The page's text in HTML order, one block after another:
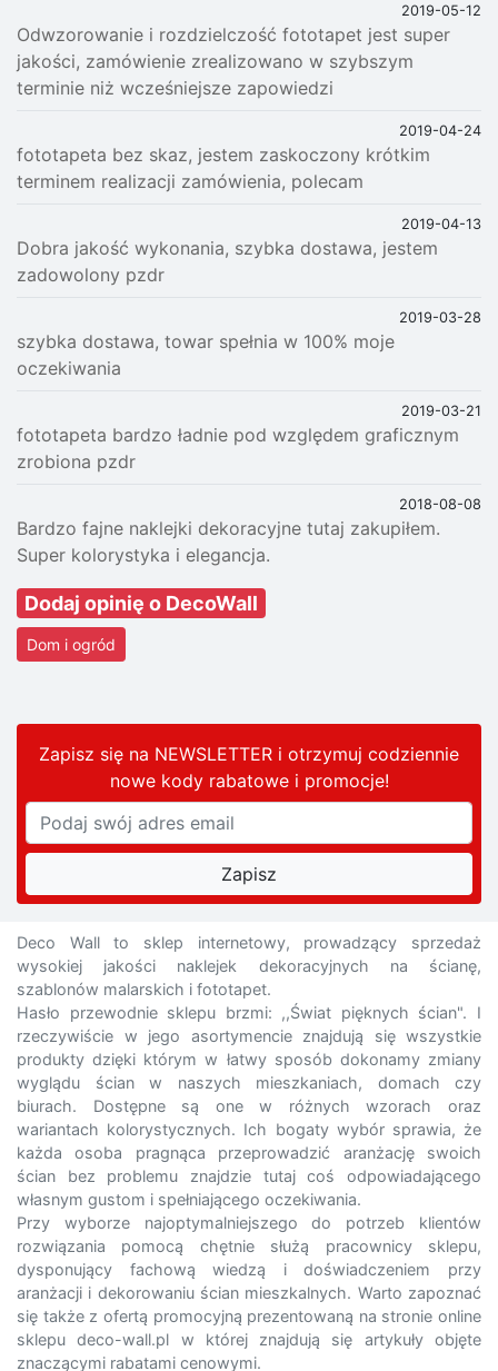
2019-05-12
Odwzorowanie i rozdzielczość fototapet jest super
jakości, zamówienie zrealizowano w szybszym
terminie niż wcześniejsze zapowiedzi
2019-04-24
fototapeta bez skaz, jestem zaskoczony krótkim
terminem realizacji zamówienia, polecam
2019-04-13
Dobra jakość wykonania, szybka dostawa, jestem
zadowolony pzdr
2019-03-28
szybka dostawa, towar spełnia w 100% moje
oczekiwania
2019-03-21
fototapeta bardzo ładnie pod względem graficznym
zrobiona pzdr
2018-08-08
Bardzo fajne naklejki dekoracyjne tutaj zakupiłem.
Super kolorystyka i elegancja.
Dodaj opinię o DecoWall
Dom i ogród
Zapisz się na NEWSLETTER i otrzymuj codziennie
nowe kody rabatowei promocje!
Deco Wall to sklep internetowy, prowadzący sprzedaż
wysokiej jakości naklejek dekoracyjnych na ścianę,
szablonów malarskich i fototapet.
Hasło przewodnie sklepu brzmi: ,,Świat pięknych ścian". I
rzeczywiście w jego asortymencie znajdują się wszystkie
produkty dzięki którym w łatwy sposób dokonamy zmiany
wyglądu ścian w naszych mieszkaniach, domach czy
biurach. Dostępne są one w różnych wzorach oraz
wariantach kolorystycznych. Ich bogaty wybór sprawia, że
każda osoba pragnąca przeprowadzić aranżację swoich
ścian bez problemu znajdzie tutaj coś odpowiadającego
własnym gustom i spełniającego oczekiwania.
Przy wyborze najoptymalniejszego do potrzeb klientów
rozwiązania pomocą chętnie służą pracownicy sklepu,
dysponujący fachową wiedzą i doświadczeniem przy
aranżacji i dekorowaniu ścian mieszkalnych. Warto zapoznać
się także z ofertą promocyjną prezentowaną na stronie online
sklepu deco-wall.pl w której znajdują się artykuły objęte
znaczącymi rabatami cenowymi.